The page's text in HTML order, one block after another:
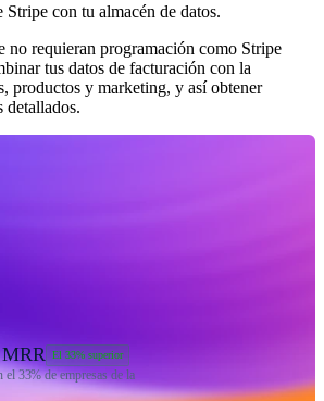
Stripe con tu almacén de datos.
no requieran programación como Stripe
tus datos de facturación con la
productos y marketing, y así obtener
detallados.
El 33% superior
el33%de empresas de la